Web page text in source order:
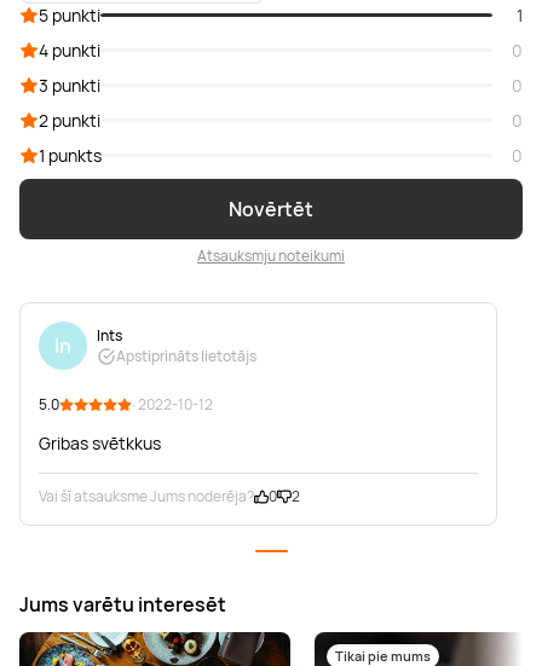
Novērtēt
Atsauksmju noteikumi
5 punkti
1
4 punkti
0
3 punkti
0
2 punkti
0
1 punkts
0
In
Ints
Apstiprināts lietotājs
5.0 · 2022-10-12
Gribas svētkkus
Vai šī atsauksme Jums noderēja? 0 2
Jums varētu interesēt
Tikai pie mums